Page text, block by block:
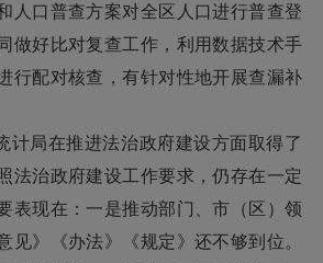
人口普查方案对全区人口进行普查登
做好比对复查工作，利用数据技术手
行配对核查，有针对性地开展查漏补
计局在推进法治政府建设方面取得了
法治政府建设工作要求，仍存在一定
表现在：一是推动部门、市（区）领
见》《办法》《规定》还不够到位。